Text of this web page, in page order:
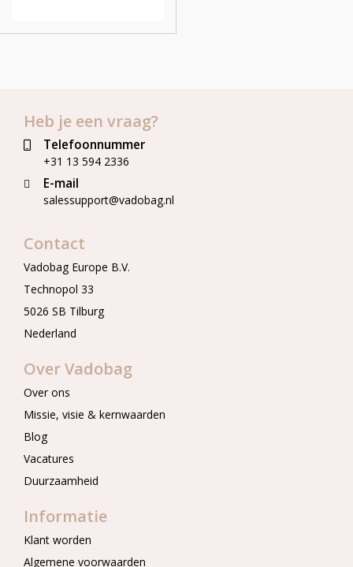
Heb je een vraag?
Telefoonnummer
+31 13 594 2336
E-mail
salessupport@vadobag.nl
Contact
Vadobag Europe B.V.
Technopol 33
5026 SB Tilburg
Nederland
Over Vadobag
Over ons
Missie, visie & kernwaarden
Blog
Vacatures
Duurzaamheid
Informatie
Klant worden
Algemene voorwaarden